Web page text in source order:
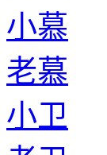
小慕
老慕
小卫